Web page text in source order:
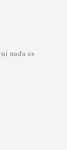
nada es